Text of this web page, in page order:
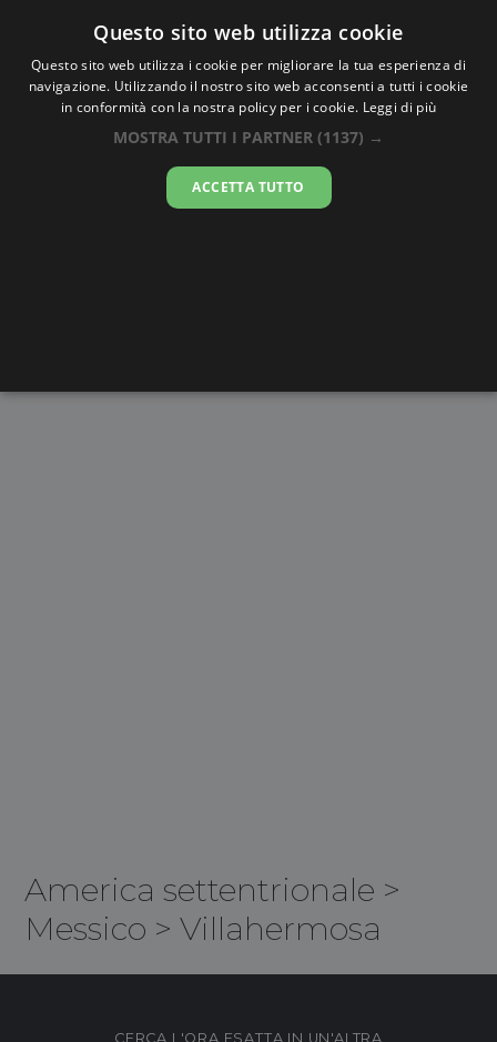
Oraesatta.co
Ora EsattaVillahermosa
17:26:17
America settentrionale >
Messico >Villahermosa
CERCA L'ORA ESATTA IN UN'ALTRA
Questo sito web utilizza cookie
Questo sito web utilizza i cookie per migliorare la tua esperienza di
navigazione. Utilizzando il nostro sito web acconsenti a tutti i cookie
in conformità con la nostra policy per i cookie. Leggi di più
MOSTRA TUTTI I PARTNER (1137) →
ACCETTA TUTTO